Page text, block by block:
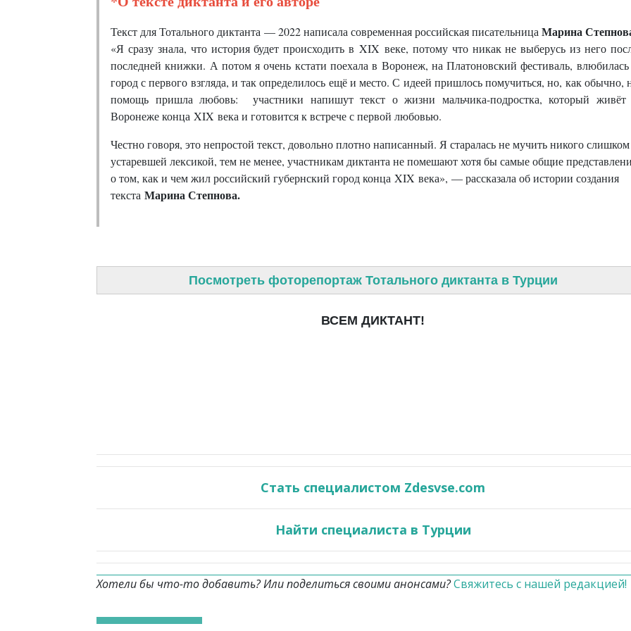
Текст для Тотального диктанта — 2022 написала современная российская писательницаМарина
«Я сразу знала, что история будет происходить в XIX веке, потому что никак не выберусь из него
последней книжки. А потом я очень кстати поехала в Воронеж, на Платоновский фестиваль, влюбилась
город с первого взгляда, и так определилось ещё и место. С идеей пришлось помучиться, но, как обычно,
помощь пришла любовь: участники напишут текст о жизни мальчика-подростка, который живёт
Воронеже конца XIX века и готовится к встрече с первой любовью.
Честно говоря, это непростой текст, довольно плотно написанный. Я старалась не мучить никого слишком
устаревшей лексикой, тем не менее, участникам диктанта не помешают хотя бы самые общие
о том, как и чем жил российский губернский город конца XIX века», ― рассказала об истории создания
текста Марина Степнова.
Посмотреть фоторепортаж Тотального диктанта в Турции
ВСЕМ ДИКТАНТ!
Стать специалистом Zdesvse.com
Найти специалиста в Турции
Хотели бы что-то добавить? Или поделиться своими анонсами?Свяжитесь с нашей редакцией!